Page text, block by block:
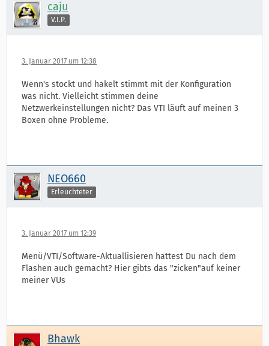
caju
V.I.P.
3. Januar 2017 um 12:38
Wenn's stockt und hakelt stimmt mit der Konfiguration
was nicht. Vielleicht stimmen deine
Netzwerkeinstellungen nicht? Das VTI läuft auf meinen 3
Boxen ohne Probleme.
NEO660
Erleuchteter
3. Januar 2017 um 12:39
Menü/VTI/Software-Aktuallisieren hattest Du nach dem
Flashen auch gemacht? Hier gibts das "zicken"auf keiner
meiner VUs
Bhawk